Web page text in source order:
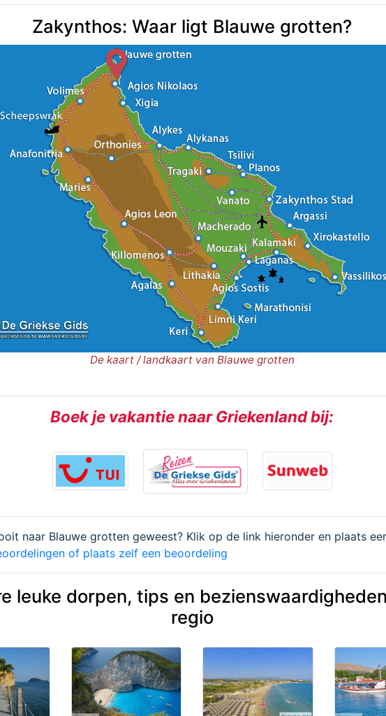
Zakynthos: Waar ligt Blauwe grotten?
De kaart / landkaart van Blauwe grotten
Boek je vakantie naar Griekenland bij:
naar Blauwe grotten geweest? Klik op de link hieronder en plaats
of plaats zelf een beoordeling
leuke dorpen, tips en
regio